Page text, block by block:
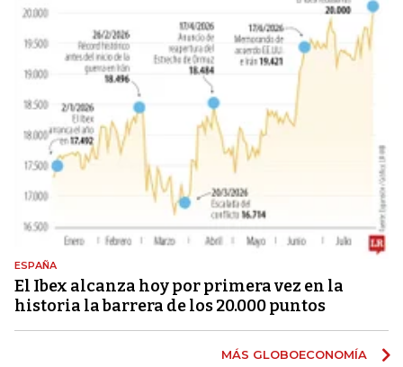
ESPAÑA
El Ibex alcanza hoy por primera vez en la
historia la barrera de los 20.000 puntos
MÁS GLOBOECONOMÍA